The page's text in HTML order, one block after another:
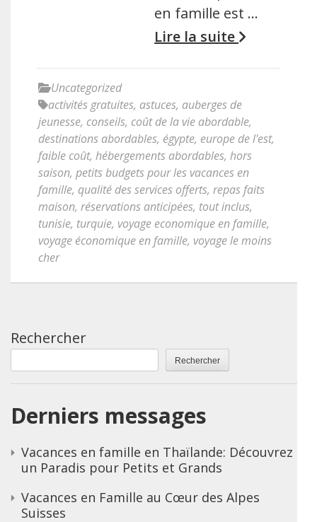
en famille est …
Lire la suite
Uncategorized
activités gratuites, astuces, auberges de
jeunesse, conseils, coût de la vie abordable,
destinations abordables, égypte, europe de l'est,
faible coût, hébergements abordables, hors
saison, petits budgets pour les vacances en
famille, qualité des services offerts, repas faits
maison, réservations anticipées, tout inclus,
tunisie, turquie, voyage economique en famille,
voyage économique en famille, voyage le moins
cher
Rechercher
Rechercher
Derniers messages
Vacances en famille en Thaïlande: Découvrez
un Paradis pour Petits et Grands
Vacances en Famille au Cœur des Alpes
Suisses